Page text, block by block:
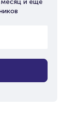
и ещё